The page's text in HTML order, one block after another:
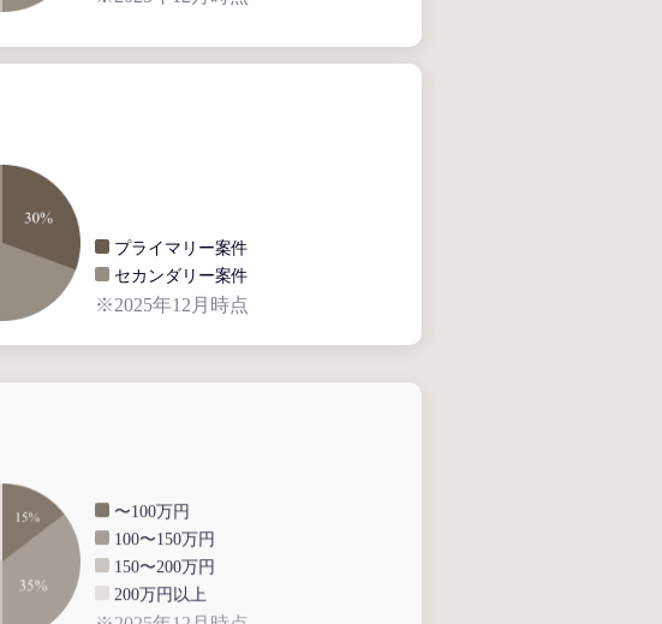
プライマリー案件
セカンダリー案件
※2025年12月時点
100〜150万円
150〜200万円
200万円以上
※2025年12月時点